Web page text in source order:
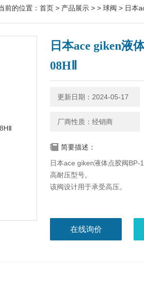
前的位置： 首页 > 产品展示 > > 球阀 > 日本
日本ace giken液
08HⅡ
更新日期：2024-05-17
厂商性质：经销商
简要描述：
日本ace giken液体点胶阀BP-
高耐压型号。
该阀设计用于承受高压。
在线询价